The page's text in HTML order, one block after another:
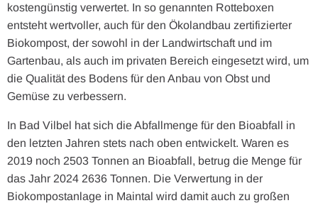
kostengünstig verwertet. In so genannten Rotteboxen
entsteht wertvoller, auch für den Ökolandbau zertifizierter
Biokompost, der sowohl in der Landwirtschaft und im
Gartenbau, als auch im privaten Bereich eingesetzt wird, um
die Qualität des Bodens für den Anbau von Obst und
Gemüse zu verbessern.
In Bad Vilbel hat sich die Abfallmenge für den Bioabfall in
den letzten Jahren stets nach oben entwickelt. Waren es
2019 noch 2503 Tonnen an Bioabfall, betrug die Menge für
das Jahr 2024 2636 Tonnen. Die Verwertung in der
Biokompostanlage in Maintal wird damit auch zu großen